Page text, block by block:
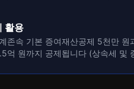
활용
존속 기본 증여재산공제 5천만 원
억 원까지 공제됩니다 (상속세 및